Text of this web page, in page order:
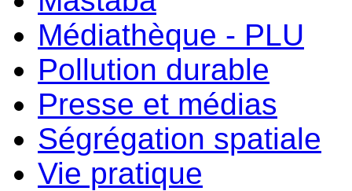
Médiathèque - PLU
Pollution durable
Presse et médias
Ségrégation spatiale
Vie pratique